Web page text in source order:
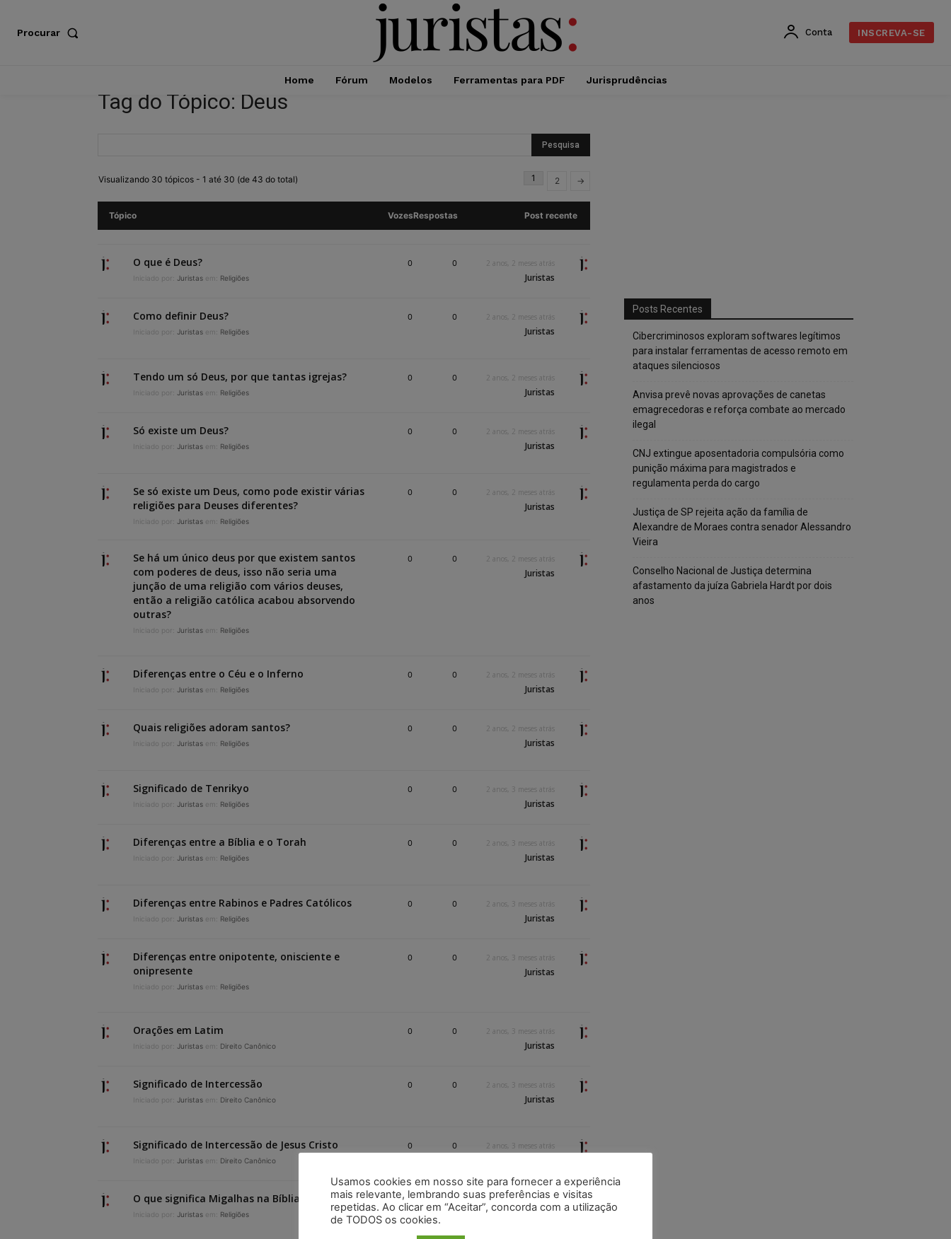
Procurar Conta INSCREVA-SE
Home Fórum Modelos Ferramentas para PDF Jurisprudências
Tag do Tópico: Deus
Visualizando 30 tópicos - 1 até 30 (de 43 do total) 1 2 →
Tópico VozesRespostas Post recente
O que é Deus?
Iniciado por: Juristas em: Religiões
0 0 2 anos, 2 meses atrás
Juristas
Como definir Deus?
Iniciado por: Juristas em: Religiões
0 0 2 anos, 2 meses atrás
Juristas
Tendo um só Deus, por que tantas igrejas?
Iniciado por: Juristas em: Religiões
0 0 2 anos, 2 meses atrás
Juristas
Só existe um Deus?
Iniciado por: Juristas em: Religiões
0 0 2 anos, 2 meses atrás
Juristas
Se só existe um Deus, como pode existir várias
religiões para Deuses diferentes?
Iniciado por: Juristas em: Religiões
0 0 2 anos, 2 meses atrás
Juristas
Se há um único deus por que existem santos
com poderes de deus, isso não seria uma
junção de uma religião com vários deuses,
então a religião católica acabou absorvendo
outras?
Iniciado por: Juristas em: Religiões
0 0 2 anos, 2 meses atrás
Juristas
Diferenças entre o Céu e o Inferno
Iniciado por: Juristas em: Religiões
0 0 2 anos, 2 meses atrás
Juristas
Quais religiões adoram santos?
Iniciado por: Juristas em: Religiões
0 0 2 anos, 2 meses atrás
Juristas
Significado de Tenrikyo
Iniciado por: Juristas em: Religiões
0 0 2 anos, 3 meses atrás
Juristas
Diferenças entre a Bíblia e o Torah
Iniciado por: Juristas em: Religiões
0 0 2 anos, 3 meses atrás
Juristas
Diferenças entre Rabinos e Padres Católicos
Iniciado por: Juristas em: Religiões
0 0 2 anos, 3 meses atrás
Juristas
Diferenças entre onipotente, onisciente e
onipresente
Iniciado por: Juristas em: Religiões
0 0 2 anos, 3 meses atrás
Juristas
Orações em Latim
Iniciado por: Juristas em: Direito Canônico
0 0 2 anos, 3 meses atrás
Juristas
Significado de Intercessão
Iniciado por: Juristas em: Direito Canônico
0 0 2 anos, 3 meses atrás
Juristas
Significado de Intercessão de Jesus Cristo
Iniciado por: Juristas em: Direito Canônico
0 0 2 anos, 3 meses atrás
O que significa Migalhas na Bíblia?
Iniciado por: Juristas em: Religiões
0 0 2 anos, 4 meses atrás
Juristas
Posts Recentes
Cibercriminosos exploram softwares legítimos
para instalar ferramentas de acesso remoto em
ataques silenciosos
Anvisa prevê novas aprovações de canetas
emagrecedoras e reforça combate ao mercado
ilegal
CNJ extingue aposentadoria compulsória como
punição máxima para magistrados e
regulamenta perda do cargo
Justiça de SP rejeita ação da família de
Alexandre de Moraes contra senador Alessandro
Vieira
Conselho Nacional de Justiça determina
afastamento da juíza Gabriela Hardt por dois
anos
Usamos cookies em nosso site para fornecer a experiência
mais relevante, lembrando suas preferências e visitas
repetidas. Ao clicar em “Aceitar”, concorda com a utilização
de TODOS os cookies.